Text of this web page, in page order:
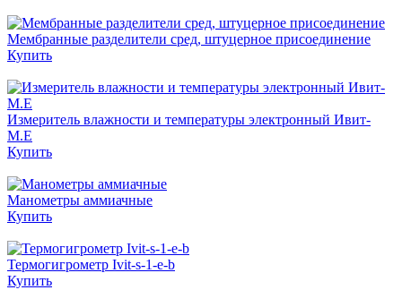
Мембранные разделители сред, штуцерное присоединение
Купить
Измеритель влажности и температуры электронный Ивит-
М.Е
Купить
Манометры аммиачные
Купить
Термогигрометр Ivit-s-1-e-b
Купить